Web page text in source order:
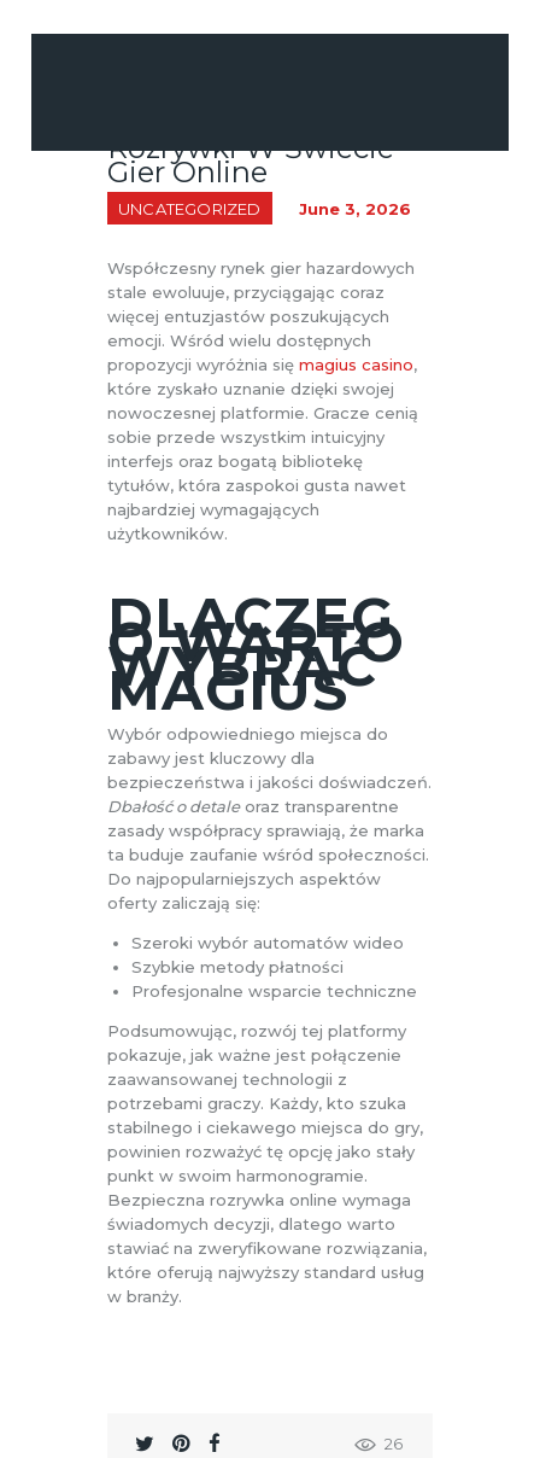
CUSTOM DECOR &
WALL ART
EVENT & PARTY
STATIONERY
PROMOTIONAL
MERCHANDISE
Rozrywki W Świecie
Gier Online
UNCATEGORIZED June 3, 2026
Współczesny rynek gier hazardowych
stale ewoluuje, przyciągając coraz
więcej entuzjastów poszukujących
emocji. Wśród wielu dostępnych
propozycji wyróżnia się magius casino,
które zyskało uznanie dzięki swojej
nowoczesnej platformie. Gracze cenią
sobie przede wszystkim intuicyjny
interfejs oraz bogatą bibliotekę
tytułów, która zaspokoi gusta nawet
najbardziej wymagających
użytkowników.
DLACZEG
O WARTO
WYBRAĆ
MAGIUS
Wybór odpowiedniego miejsca do
zabawy jest kluczowy dla
bezpieczeństwa i jakości doświadczeń.
Dbałość o detaleoraz transparentne
zasady współpracy sprawiają, że marka
ta buduje zaufanie wśród społeczności.
Do najpopularniejszych aspektów
oferty zaliczają się:
Szeroki wybór automatów wideo
Szybkie metody płatności
Profesjonalne wsparcie techniczne
Podsumowując, rozwój tej platformy
pokazuje, jak ważne jest połączenie
zaawansowanej technologii z
potrzebami graczy. Każdy, kto szuka
stabilnego i ciekawego miejsca do gry,
powinien rozważyć tę opcję jako stały
punkt w swoim harmonogramie.
Bezpieczna rozrywka online wymaga
świadomych decyzji, dlatego warto
stawiać na zweryfikowane rozwiązania,
które oferują najwyższy standard usług
w branży.
26